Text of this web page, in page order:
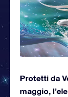
Protetti da
maggio,